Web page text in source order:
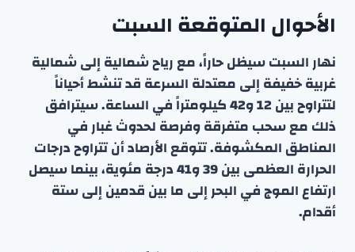
الأحوال المتوقعة السبت
نهار السبت سيظل حاراً، مع رياح شمالية إلى شمالية
غربية خفيفة إلى معتدلة السرعة قد تنشط أحياناً
لتتراوح بين 12 و42 كيلومتراً في الساعة. سيترافق
ذلك مع سحب متفرقة وفرصة لحدوث غبار في
المناطق المكشوفة. تتوقع الأرصاد أن تتراوح درجات
الحرارة العظمى بين 39 و41 درجة مئوية، بينما سيصل
ارتفاع الموج في البحر إلى ما بين قدمين إلى ستة
أقدام.